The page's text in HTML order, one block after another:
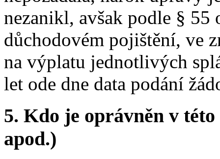
nezanikl, avšak podle § 55
důchodovém pojištění, ve
na výplatu jednotlivých
let ode dne data podání
5. Kdo je oprávněn v
apod.)